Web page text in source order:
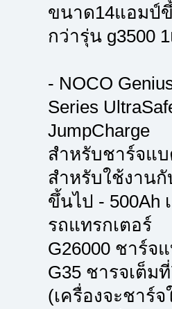
ขนาด14แอมป์
กว่ารุ่น g3500
- NOCO
Series
JumpCharge
สำหรับชาร์จแบ
สำหรับใช้งาน
ขึ้นไป - 500Ah
รถแทรกเตอร์
G26000 ชาร์จ
G35 ชารจเต็ม
(เครื่องจะชาร์